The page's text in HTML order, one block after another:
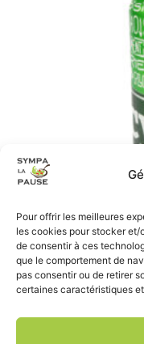
Pour offrir les meilleures
les cookies pour stocker et/
de consentir à ces
que le comportement de
pas consentir ou de retirer
certaines caractéristiques
site réalisé par
mentions légales